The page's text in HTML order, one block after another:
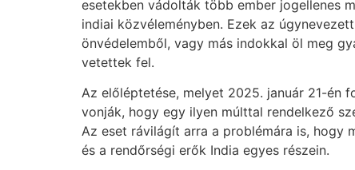
esetekben vádolták több ember jogellenes
indiai közvéleményben. Ezek az
önvédelemből, vagy más indokkal öl meg
vetettek fel.
Az előléptetése, melyet 2025. január 21-én
vonják, hogy egy ilyen múlttal rendelkező
Az eset rávilágít arra a problémára is, hogy
és a rendőrségi erők India egyes részein.